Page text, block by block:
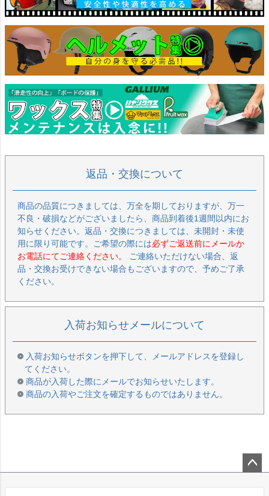
返品・交換について
商品の品質につきましては、万全を期しておりますが、万一
不良・破損などがございましたら、商品到着後1週間以内にお
知らせください。返品・交換につきましては、未開封・未使
用に限り可能です。ご希望の際には必ずご返送前にメールか
お電話にてご連絡ください。
ご連絡いただけない場合、返
品・交換お受けできない場合もございますので、予めご了承
ください。
入荷お知らせメールについて
入荷お知らせボタンを押下して、メールアドレスを登録し
てください。
商品が入荷した際にメールでお知らせいたします。
商品の入荷やご注文を確定するものではありません。